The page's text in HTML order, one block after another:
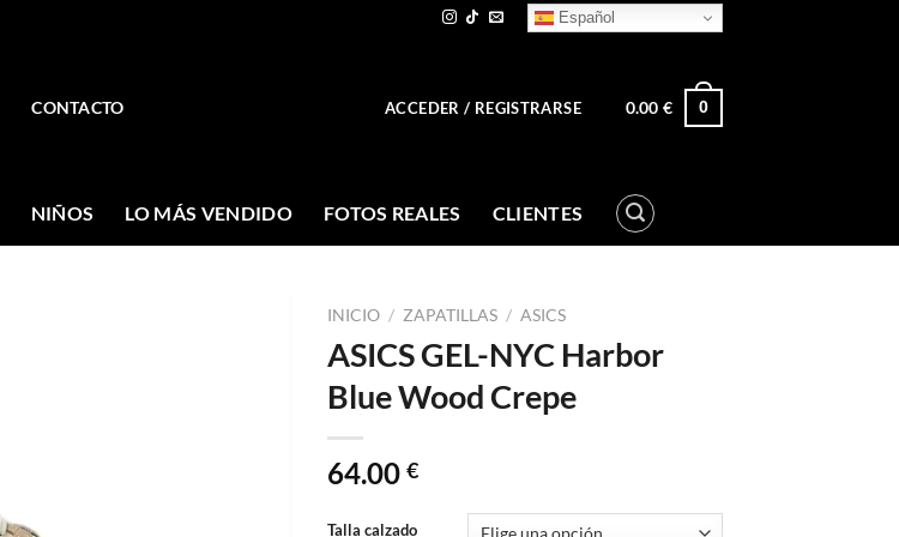
Español
CONTACTO ACCEDER / REGISTRARSE 0.00€ 0
NIÑOS LO MÁS VENDIDO FOTOS REALES CLIENTES
INICIO / ZAPATILLAS / ASICS
ASICS GEL-NYC Harbor
Blue Wood Crepe
64.00 €
Talla calzado